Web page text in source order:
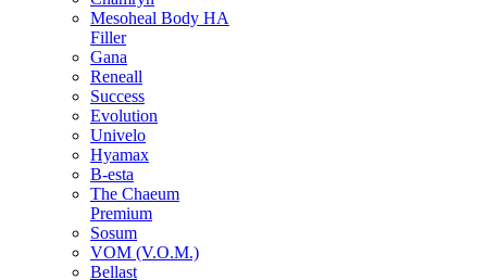
Mesoheal Body HA
Filler
Gana
Reneall
Success
Evolution
Univelo
Hyamax
B-esta
The Chaeum
Premium
Sosum
VOM (V.O.M.)
Bellast